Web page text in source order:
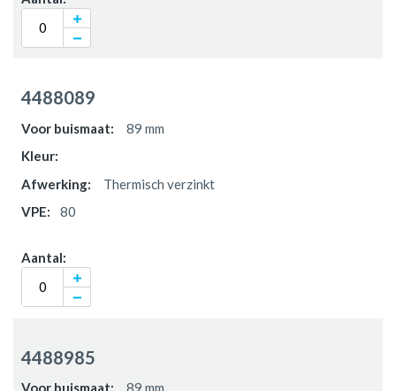
4488089
89 mm
Thermisch verzinkt
80
4488985
89 mm